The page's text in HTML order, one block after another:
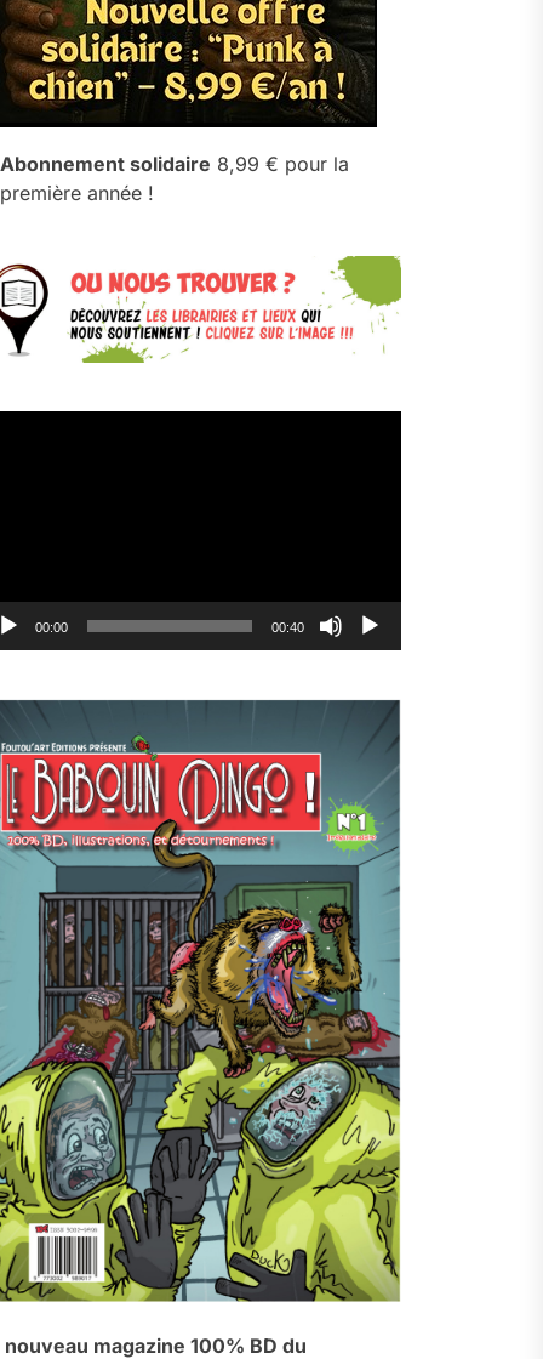
Abonnement solidaire 8,99 € pour la
première année !
00:00 00:40
nouveau magazine 100% BD du